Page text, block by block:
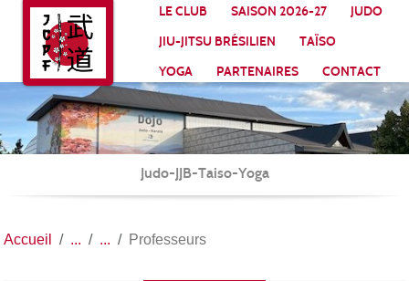
LE CLUB SAISON 2026-27
JUDO
JIU-JITSU BRÉSILIEN
TAÏSO
YOGA
PARTENAIRES CONTACT
Judo-JJB-Taiso-Yoga
Accueil Professeurs
Panneau de gestion des cookies